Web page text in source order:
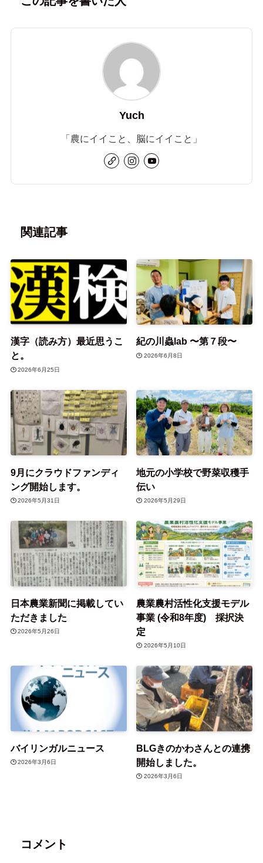
Yuch
「農にイイこと、脳にイイこと」
関連記事
漢字（読み方）最近思うこ
と。
2026年6月25日
紀の川蟲lab 〜第７段〜
2026年6月8日
9月にクラウドファンディ
ング開始します。
2026年5月31日
地元の小学校で野菜収穫手
伝い
2026年5月29日
日本農業新聞に掲載してい
ただきました
2026年5月26日
農業農村活性化支援モデル
事業 (令和8年度) 採択決
定
2026年5月10日
バイリンガルニュース
2026年3月6日
BLGきのかわさんとの連携
開始しました。
2026年3月6日
コメント